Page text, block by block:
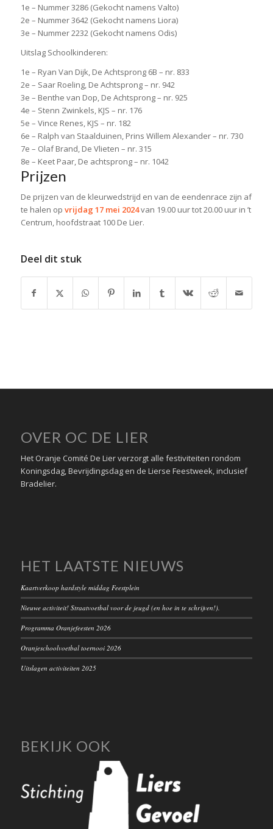
1e – Nummer 3286 (Gekocht namens Valto)
2e – Nummer 3642 (Gekocht namens Liora)
3e – Nummer 2232 (Gekocht namens Odis)
Uitslag Schoolkinderen:
1e – Ryan Van Dijk, De Achtsprong 6B – nr. 833
2e – Saar Roeling, De Achtsprong – nr. 942
3e – Benthe van Dop, De Achtsprong – nr. 925
4e – Stenn Zwinkels, KJS – nr. 176
5e – Vince Renes, KJS – nr. 182
6e – Ralph van Staalduinen, Prins Willem Alexander – nr. 730
7e – Olaf Brand, De Vlieten – nr. 315
8e – Keet Paar, De achtsprong – nr. 1042
Prijzen
De prijzen van de kleurwedstrijd en van de eendenrace zijn af
te halen op vrijdag 17 mei 2024van 19.00 uur tot 20.00 uur in ’t
Centrum, hoofdstraat 100 De Lier.
Deel dit stuk
OVER OC DE LIER
Het Oranje Comité De Lier verzorgt alle festiviteiten rondom
Koningsdag, Bevrijdingsdag en de Lierse Feestweek, inclusief
Bradelier.
HET LAATSTE NIEUWS
Kaartverkoop hardstyle middag Feestplein
Nieuwe activiteit! Straatvoetbal voor de jeugd (en hoe in te schrijven!).
Programma Oranjefeesten 2026
Oranjeschoolvoetbal toernooi 2026
Uitslagen activiteiten 2025
BEKIJK OOK